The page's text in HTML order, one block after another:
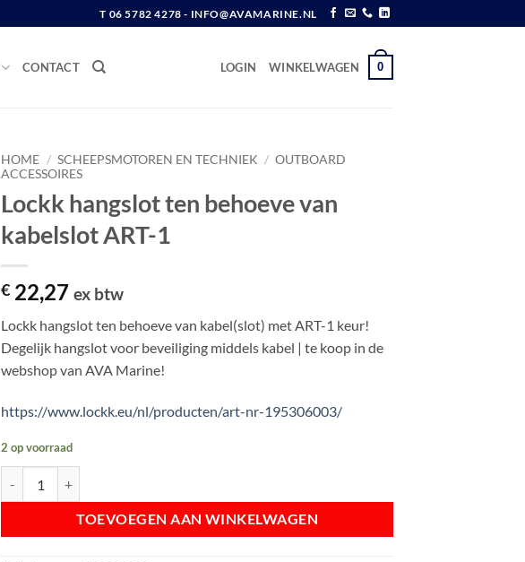
T 06 5782 4278 - INFO@AVAMARINE.NL
CONTACT LOGIN WINKELWAGEN 0
HOME / SCHEEPSMOTOREN EN TECHNIEK / OUTBOARD
ACCESSOIRES
Lockk hangslot ten behoeve van
kabelslot ART-1
€ 22,27 ex btw
Lockk hangslot ten behoeve van kabel(slot) met ART-1 keur!
Degelijk hangslot voor beveiliging middels kabel | te koop in de
webshop van AVA Marine!
https://www.lockk.eu/nl/producten/art-nr-195306003/
2 op voorraad
TOEVOEGEN AAN WINKELWAGEN